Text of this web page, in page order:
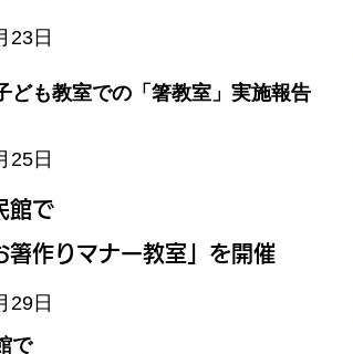
23日
ども教室での「箸教室」実施報告
25日
館で
箸作りマナー教室」を開催
29日
で